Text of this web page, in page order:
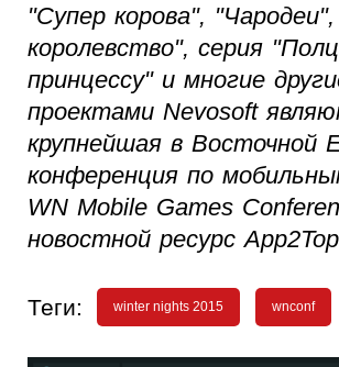
"Супер корова",
королевство", серия
принцессу" и многие
проектами Nevosoft
крупнейшая в Восточной
конференция по
WN Mobile Games
новостной ресурс
Теги: winter nights 2015 wnconf